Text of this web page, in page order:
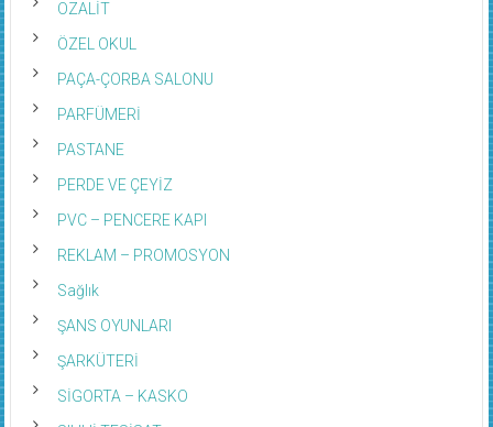
OZALİT
ÖZEL OKUL
PAÇA-ÇORBA SALONU
PARFÜMERİ
PASTANE
PERDE VE ÇEYİZ
PVC – PENCERE KAPI
REKLAM – PROMOSYON
Sağlık
ŞANS OYUNLARI
ŞARKÜTERİ
SİGORTA – KASKO